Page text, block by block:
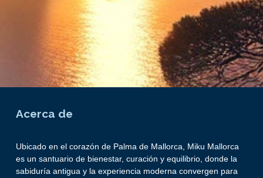
Acerca de
Ubicado en el corazón de Palma de Mallorca, Miku Mallorca
es un santuario de bienestar, curación y equilibrio, donde la
sabiduría antigua y la experiencia moderna convergen para